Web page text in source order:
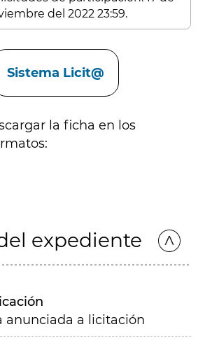
del 2022 23:59.
Sistema Licit@
la ficha en los
expediente
anunciada a licitación